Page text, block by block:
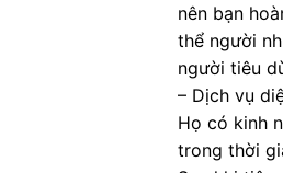
nên bạn
thể người
người tiêu
– Dịch vụ
Họ có kinh
trong thời